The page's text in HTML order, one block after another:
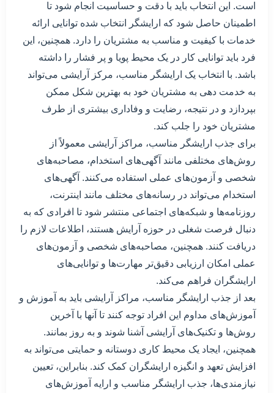
است. این انتخاب باید با دقت و حساسیت انجام شود تا
اطمینان حاصل شود که ارایشگر انتخاب شده توانایی ارائه
خدمات با کیفیت و مناسب به مشتریان را دارد. همچنین، این
فرد باید توانایی کار در یک محیط پویا و پر فشار را داشته
باشد. با انتخاب یک ارایشگر مناسب، مرکز آرایشی می‌تواند
به خدمت دهی به مشتریان خود به بهترین شکل ممکن
بپردازد و در نتیجه، رضایت و وفاداری بیشتری از طرف
مشتریان خود را جلب کند.
برای جذب ارایشگر مناسب، مراکز آرایشی معمولاً از
روش‌های مختلفی مانند آگهی‌های استخدام، مصاحبه‌های
شخصی و آزمون‌های عملی استفاده می‌کنند. آگهی‌های
استخدام می‌تواند در رسانه‌های مختلف مانند اینترنت،
روزنامه‌ها و شبکه‌های اجتماعی منتشر شود تا افرادی که به
دنبال فرصت شغلی در حوزه آرایش هستند، اطلاعات لازم را
دریافت کنند. همچنین، مصاحبه‌های شخصی و آزمون‌های
عملی امکان ارزیابی دقیق‌تر مهارت‌ها و توانایی‌های
ارایشگران فراهم می‌کند.
بعد از جذب ارایشگر مناسب، مراکز آرایشی باید به آموزش و
آموزش‌های مداوم این افراد توجه کنند تا آنها با آخرین
روش‌ها و تکنیک‌های آرایشی آشنا شوند و به روز بمانند.
همچنین، ایجاد یک محیط کاری دوستانه و حمایتی می‌تواند به
افزایش تعهد و انگیزه ارایشگران کمک کند. بنابراین، تعیین
نیازمندی‌ها، جذب ارایشگر مناسب و ارایه آموزش‌های